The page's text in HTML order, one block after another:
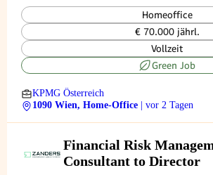
Homeoffice
€ 70.000 jährl.
Vollzeit
Green Job
KPMG Österreich
1090 Wien, Home-Office
| vor 2 Tagen
Financial Risk
Consultant to Director